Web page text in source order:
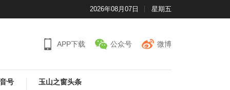
2026年08月07日 星期五
APP下载 公众号 微博
号
玉山之窗头条